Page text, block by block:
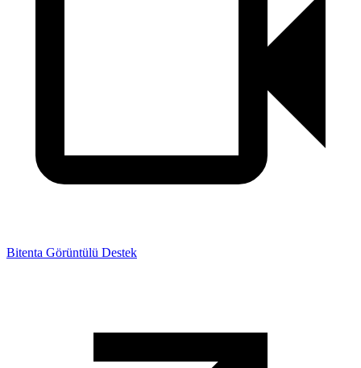
Bitenta Görüntülü Destek